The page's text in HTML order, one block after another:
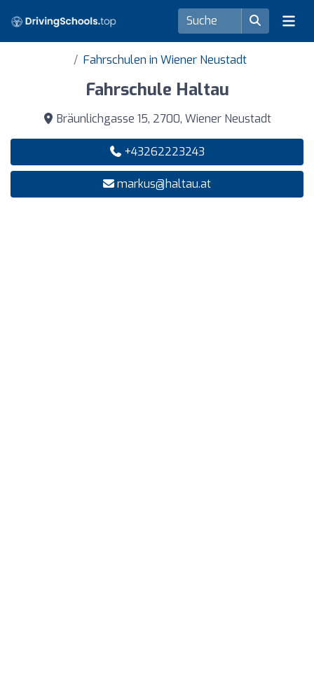
Fahrschulen in Wiener Neustadt
Fahrschule Haltau
Bräunlichgasse 15, 2700, Wiener Neustadt
+43262223243
markus@haltau.at